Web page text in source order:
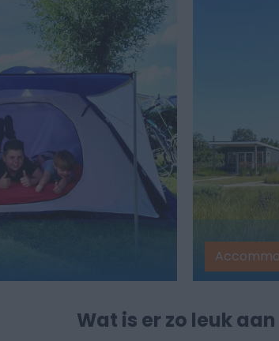
Wat is er zo leuk